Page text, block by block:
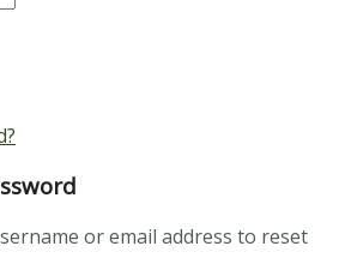
or email address to reset